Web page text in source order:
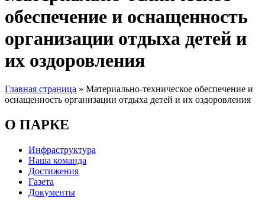
обеспечение и оснащенность
организации отдыха детей и
их оздоровления
Главная страница » Материально-техническое обеспечение и
оснащенность организации отдыха детей и их оздоровления
О ПАРКЕ
Инфраструктура
Наша команда
Достижения
Газета
Документы